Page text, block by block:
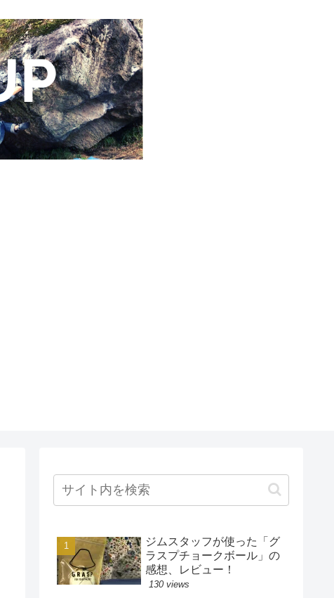
ジムスタッフが使った「グ
ラスプチョークボール」の
感想、レビュー！
130 views